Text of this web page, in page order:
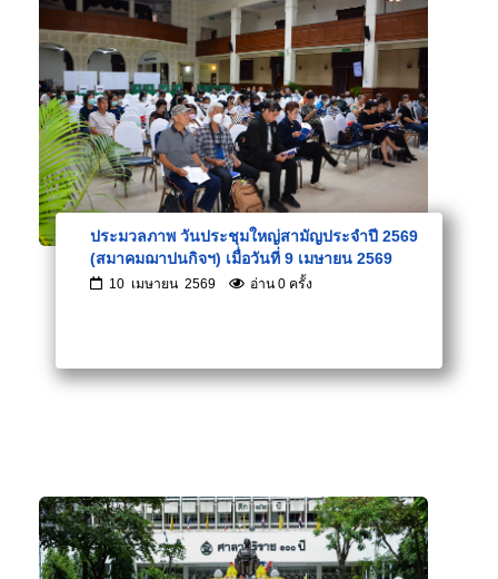
ประมวลภาพ วันประชุมใหญ่สามัญประจำปี 2569
(สมาคมฌาปนกิจฯ) เมื่อวันที่ 9 เมษายน 2569
10 เมษายน 2569 อ่าน 0 ครั้ง